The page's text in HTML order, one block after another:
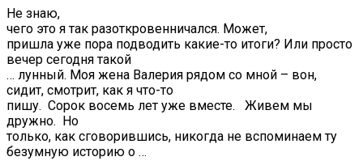
Не знаю,
чего это я так разоткровенничался. Может,
пришла уже пора подводить какие-то итоги? Или просто
вечер сегодня такой
… лунный. Моя жена Валерия рядом со мной – вон,
сидит, смотрит, как я что-то
пишу. Сорок восемь лет уже вместе. Живем мы
дружно. Но
только, как сговорившись, никогда не вспоминаем ту
безумную историю о …